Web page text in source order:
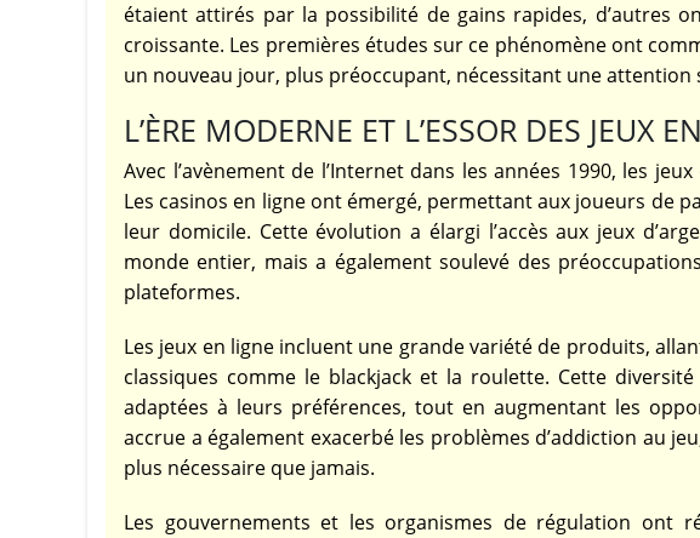
étaient attirés par la possibilité de gains rapides, d’autres
croissante. Les premières études sur ce phénomène ont
un nouveau jour, plus préoccupant, nécessitant une attention
L’ÈRE MODERNE ET L’ESSOR DES JEUX
Avec l’avènement de l’Internet dans les années 1990, les
Les casinos en ligne ont émergé, permettant aux joueurs de
leur domicile. Cette évolution a élargi l’accès aux jeux
monde entier, mais a également soulevé des
plateformes.
Les jeux en ligne incluent une grande variété de produits,
classiques comme le blackjack et la roulette. Cette
adaptées à leurs préférences, tout en augmentant les
accrue a également exacerbé les problèmes d’addiction au
plus nécessaire que jamais.
Les gouvernements et les organismes de régulation ont